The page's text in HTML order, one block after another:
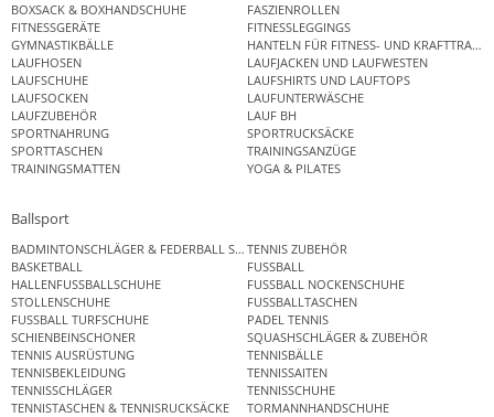
BOXSACK & BOXHANDSCHUHE
FASZIENROLLEN
FITNESSGERÄTE
FITNESSLEGGINGS
GYMNASTIKBÄLLE
HANTELN FÜR FITNESS- UND
LAUFHOSEN
LAUFJACKEN UND LAUFWESTEN
LAUFSCHUHE
LAUFSHIRTS UND LAUFTOPS
LAUFSOCKEN
LAUFUNTERWÄSCHE
LAUFZUBEHÖR
LAUF BH
SPORTNAHRUNG
SPORTRUCKSÄCKE
SPORTTASCHEN
TRAININGSANZÜGE
TRAININGSMATTEN
YOGA & PILATES
Ballsport
BADMINTONSCHLÄGER & FEDERBALL SETSTENNIS ZUBEHÖR
BASKETBALL
FUSSBALL
HALLENFUSSBALLSCHUHE
FUSSBALL NOCKENSCHUHE
STOLLENSCHUHE
FUSSBALLTASCHEN
FUSSBALL TURFSCHUHE
PADEL TENNIS
SCHIENBEINSCHONER
SQUASHSCHLÄGER & ZUBEHÖR
TENNIS AUSRÜSTUNG
TENNISBÄLLE
TENNISBEKLEIDUNG
TENNISSAITEN
TENNISSCHLÄGER
TENNISSCHUHE
TENNISTASCHEN & TENNISRUCKSÄCKE
TORMANNHANDSCHUHE